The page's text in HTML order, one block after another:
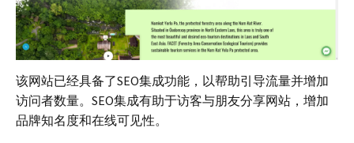
该网站已经具备了SEO集成功能，以帮助引导流量并增加
访问者数量。SEO集成有助于访客与朋友分享网站，增加
品牌知名度和在线可见性。